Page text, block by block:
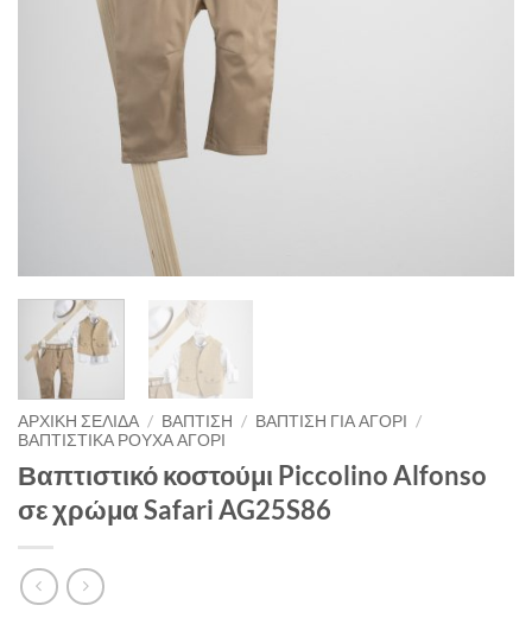
ΑΡΧΙΚΉ ΣΕΛΊΔΑ / ΒΑΠΤΙΣΗ / ΒΑΠΤΙΣΗ ΓΙΑ ΑΓΟΡΙ /
ΒΑΠΤΙΣΤΙΚΑ ΡΟΥΧΑ ΑΓΟΡΙ
Βαπτιστικό κοστούμι Piccolino Alfonso
σε χρώμα Safari AG25S86